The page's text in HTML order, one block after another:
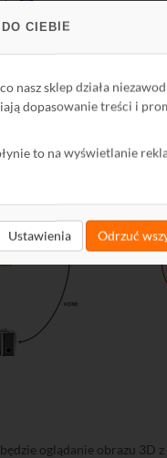
CIEBIE
nasz sklep działa
dopasowanie treści i
to na wyświetlanie
Ustawienia Odrzuć
z telewizora.
oglądanie obrazu 3D